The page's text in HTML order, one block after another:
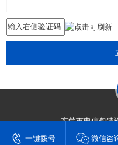
东莞市申信包装
一键拨号 微信咨